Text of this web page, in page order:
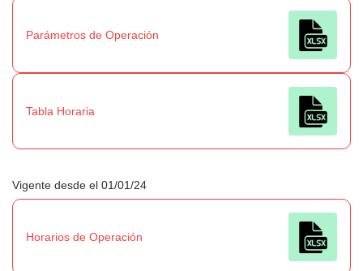
Parámetros de Operación
Tabla Horaria
Vigente desde el 01/01/24
Horarios de Operación